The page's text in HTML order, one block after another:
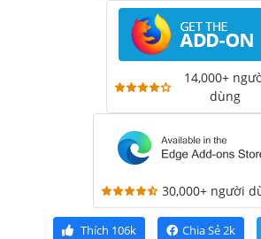
14,000+
dùng
30,000+ người
Thích 106k Chia Sẻ2k